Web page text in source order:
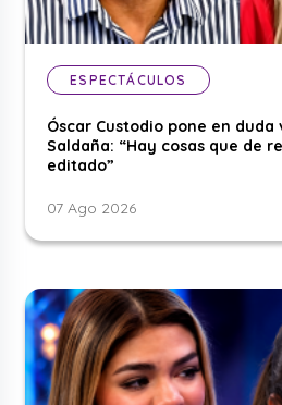
ESPECTÁCULOS
Óscar Custodio pone en duda
Saldaña: “Hay cosas que de
editado”
07 Ago 2026